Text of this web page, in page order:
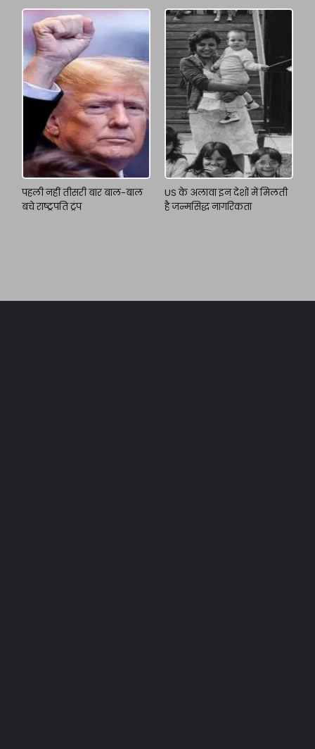
पहली नहीं तीसरी बार बाल-बाल
बचे राष्ट्रपति ट्रंप
US के अलावा इन देशों में मिलती
है जन्मसिद्ध नागरिकता